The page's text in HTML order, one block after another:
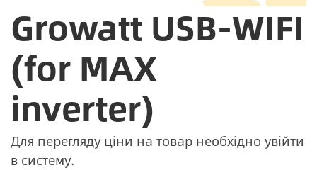
Growatt USB-WIFI
(for MAX
inverter)
Для перегляду ціни на товар необхідно увійти
в систему.